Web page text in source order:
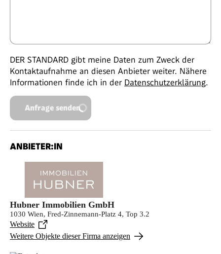
DER STANDARD gibt meine Daten zum Zweck der
Kontaktaufnahme an diesen Anbieter weiter. Nähere
Informationen finde ich in der Datenschutzerklärung.
Anfrage senden
ANBIETER:IN
Hubner Immobilien GmbH
1030 Wien, Fred-Zinnemann-Platz 4, Top 3.2
Website
Weitere Objekte dieser Firma anzeigen